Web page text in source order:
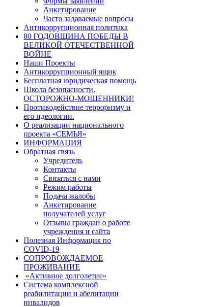
Анкетирование
Часто задаваемые вопросы
Антикоррупционная политика
80 ГОДОВЩИНА ПОБЕДЫ В
ВЕЛИКОЙ ОТЕЧЕСТВЕННОЙ
ВОЙНЕ
Наши Проекты
Антикоррупционный ящик
Бесплатная юридическая помощь
Школа безопасности.
ОСТОРОЖНО-МОШЕННИКИ!
Противодействие терроризму и
его идеологии.
О реализации национального
проекта «СЕМЬЯ»
ИНФОРМАЦИЯ
Обратная связь
Учредитель
Контакты
Связаться с нами
Режим работы
Подача жалобы
Анкетирование
получателей услуг
Отзывы граждан о работе
учреждения и сайта
Полезная Информация по
COVID-19
СОПРОВОЖДАЕМОЕ
ПРОЖИВАНИЕ
«Активное долголетие»
Система комплексной
реабилитации и абелитации
инвалидов